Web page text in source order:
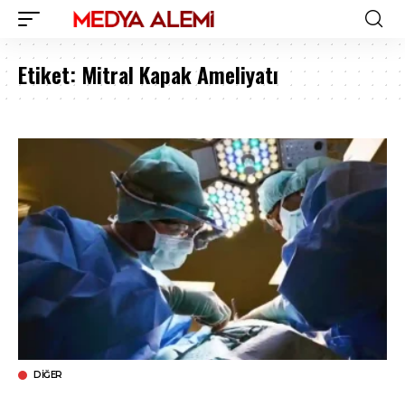
Etiket: Mitral Kapak Ameliyatı
DIĞER